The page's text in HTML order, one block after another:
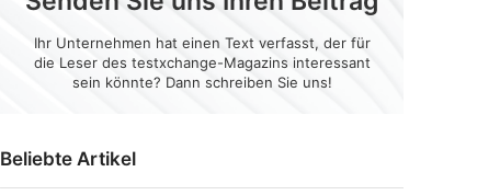
Beliebte Artikel
Ihr Unternehmen hat einen Text verfasst, der für
die Leser des testxchange-Magazins interessant
sein könnte? Dann schreiben Sie uns!